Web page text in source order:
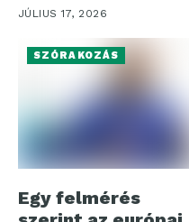
versenyhétvégéjén Nagy
JÚLIUS 17, 2026
SZÓRAKOZÁS
Egy felmérés